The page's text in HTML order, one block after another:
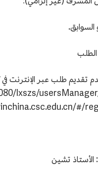
طلب عبر الإنترنت في
الأستاذ تشين